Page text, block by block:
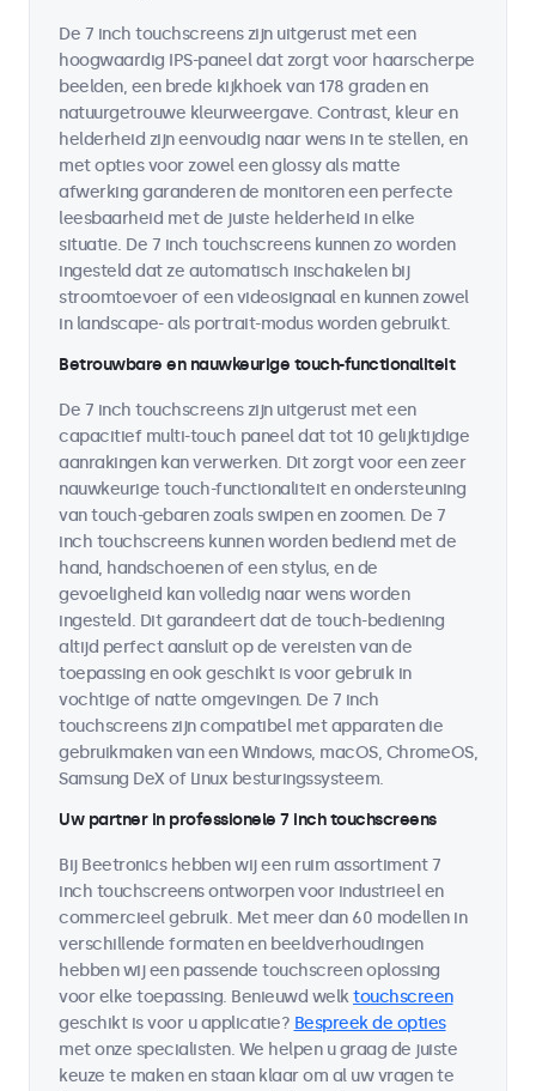
De 7 inch touchscreens zijn uitgerust met een
hoogwaardig IPS-paneel dat zorgt voor haarscherpe
beelden, een brede kijkhoek van 178 graden en
natuurgetrouwe kleurweergave. Contrast, kleur en
helderheid zijn eenvoudig naar wens in te stellen, en
met opties voor zowel een glossy als matte
afwerking garanderen de monitoren een perfecte
leesbaarheid met de juiste helderheid in elke
situatie. De 7 inch touchscreens kunnen zo worden
ingesteld dat ze automatisch inschakelen bij
stroomtoevoer of een videosignaal en kunnen zowel
in landscape- als portrait-modus worden gebruikt.
Betrouwbare en nauwkeurige touch-functionaliteit
De 7 inch touchscreens zijn uitgerust met een
capacitief multi-touch paneel dat tot 10 gelijktijdige
aanrakingen kan verwerken. Dit zorgt voor een zeer
nauwkeurige touch-functionaliteit en ondersteuning
van touch-gebaren zoals swipen en zoomen. De 7
inch touchscreens kunnen worden bediend met de
hand, handschoenen of een stylus, en de
gevoeligheid kan volledig naar wens worden
ingesteld. Dit garandeert dat de touch-bediening
altijd perfect aansluit op de vereisten van de
toepassing en ook geschikt is voor gebruik in
vochtige of natte omgevingen. De 7 inch
touchscreens zijn compatibel met apparaten die
gebruikmaken van een Windows, macOS, ChromeOS,
Samsung DeX of Linux besturingssysteem.
Uw partner in professionele 7 inch touchscreens
Bij Beetronics hebben wij een ruim assortiment 7
inch touchscreens ontworpen voor industrieel en
commercieel gebruik. Met meer dan 60 modellen in
verschillende formaten en beeldverhoudingen
hebben wij een passende touchscreen oplossing
voor elke toepassing. Benieuwd welktouchscreen
geschikt is voor u applicatie? Bespreek de opties
met onze specialisten. We helpen u graag de juiste
keuze te maken en staan klaar om al uw vragen te